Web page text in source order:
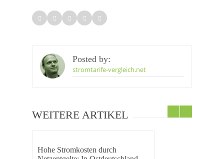
Posted by:
stromtarife-vergleich.net
WEITERE ARTIKEL
Hohe Stromkosten durch